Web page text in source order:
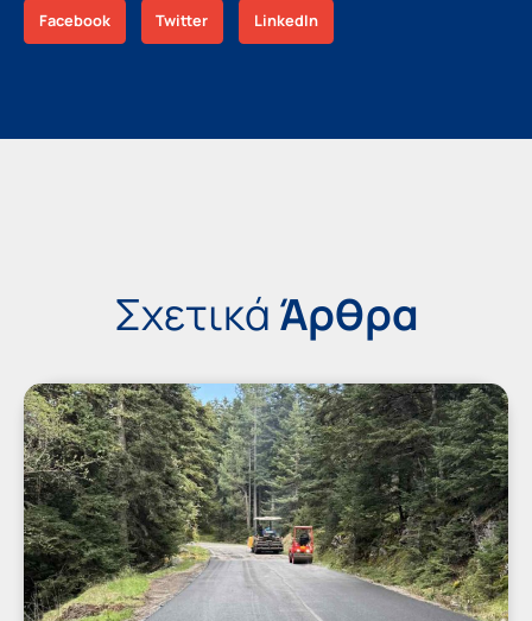
Facebook Twitter LinkedIn
Σχετικά Άρθρα